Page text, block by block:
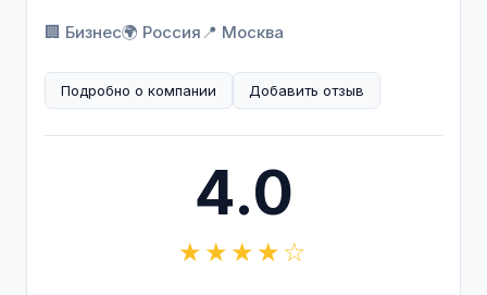
🏢 Бизнес🌍 Россия📍 Москва
Подробно о компании Добавить отзыв
4.0
★★★★☆